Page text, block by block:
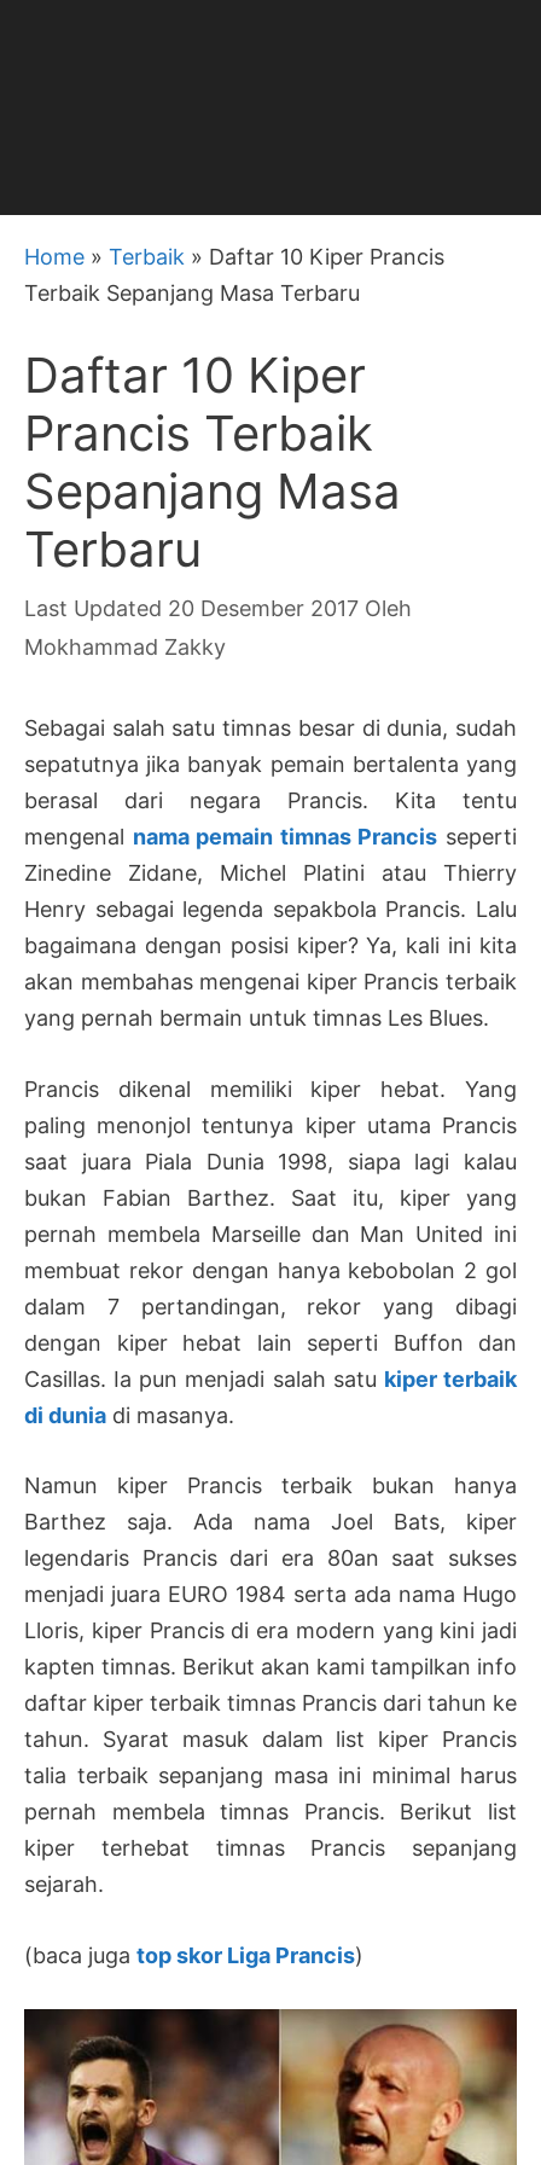
Home » Terbaik » Daftar 10 Kiper Prancis
Terbaik Sepanjang Masa Terbaru
Daftar 10 Kiper
Prancis Terbaik
Sepanjang Masa
Terbaru
20 Desember 2017 Oleh
Mokhammad Zakky
Sebagai salah satu timnas besar di dunia, sudah
sepatutnya jika banyak pemain bertalenta yang
berasal dari negara Prancis. Kita tentu
mengenal nama pemain timnas Prancis seperti
Zinedine Zidane, Michel Platini atau Thierry
Henry sebagai legenda sepakbola Prancis. Lalu
bagaimana dengan posisi kiper? Ya, kali ini kita
akan membahas mengenai kiper Prancis terbaik
yang pernah bermain untuk timnas Les Blues.
Prancis dikenal memiliki kiper hebat. Yang
paling menonjol tentunya kiper utama Prancis
saat juara Piala Dunia 1998, siapa lagi kalau
bukan Fabian Barthez. Saat itu, kiper yang
pernah membela Marseille dan Man United ini
membuat rekor dengan hanya kebobolan 2 gol
dalam 7 pertandingan, rekor yang dibagi
dengan kiper hebat lain seperti Buffon dan
Casillas. Ia pun menjadi salah satu kiper terbaik
di dunia di masanya.
Namun kiper Prancis terbaik bukan hanya
Barthez saja. Ada nama Joel Bats, kiper
legendaris Prancis dari era 80an saat sukses
menjadi juara EURO 1984 serta ada nama Hugo
Lloris, kiper Prancis di era modern yang kini jadi
kapten timnas. Berikut akan kami tampilkan info
daftar kiper terbaik timnas Prancis dari tahun ke
tahun. Syarat masuk dalam list kiper Prancis
talia terbaik sepanjang masa ini minimal harus
pernah membela timnas Prancis. Berikut list
kiper terhebat timnas Prancis sepanjang
sejarah.
(baca juga top skor Liga Prancis)